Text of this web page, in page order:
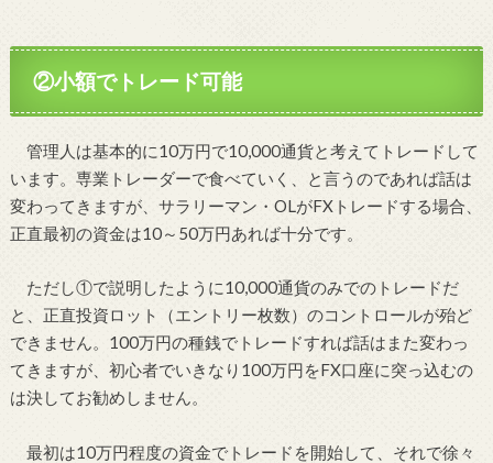
②小額でトレード可能
管理人は基本的に10万円で10,000通貨と考えてトレードして
います。専業トレーダーで食べていく、と言うのであれば話は
変わってきますが、サラリーマン・OLがFXトレードする場合、
正直最初の資金は10～50万円あれば十分です。
ただし①で説明したように10,000通貨のみでのトレードだ
と、正直投資ロット（エントリー枚数）のコントロールが殆ど
できません。100万円の種銭でトレードすれば話はまた変わっ
てきますが、初心者でいきなり100万円をFX口座に突っ込むの
は決してお勧めしません。
最初は10万円程度の資金でトレードを開始して、それで徐々